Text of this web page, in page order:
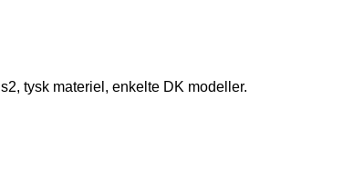
tysk materiel, enkelte DK modeller.